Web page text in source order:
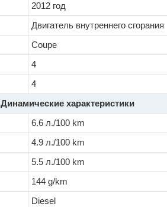
2012 год
Двигатель внутреннего сгорания
Coupe
4
4
Динамические характеристики
6.6 л./100 km
4.9 л./100 km
5.5 л./100 km
144 g/km
Diesel